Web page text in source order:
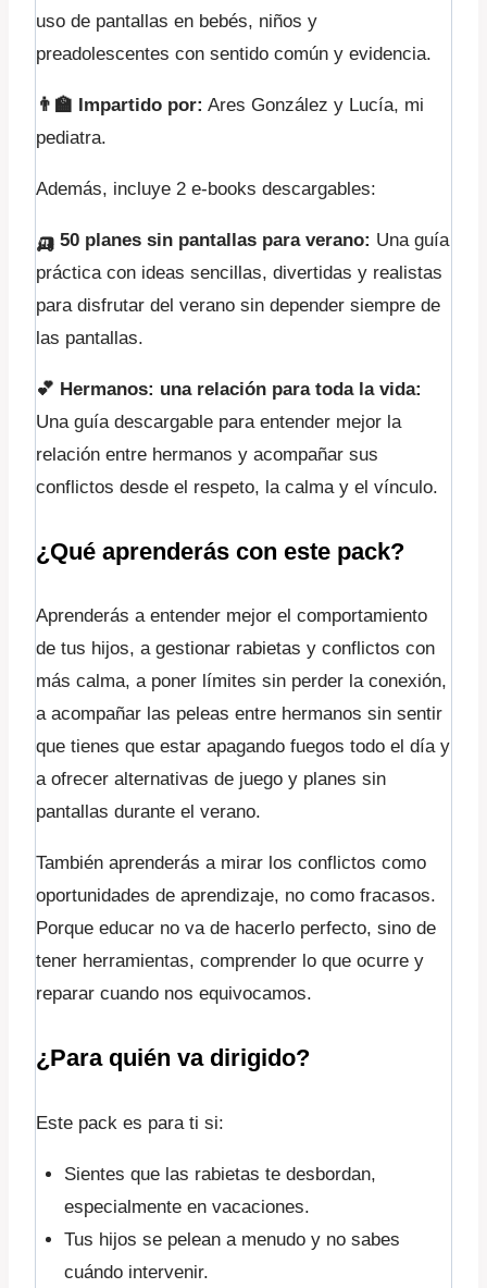
uso de pantallas en bebés, niños y
preadolescentes con sentido común y evidencia.
👨‍🏫 Impartido por: Ares González y Lucía, mi
pediatra.
Además, incluye 2 e-books descargables:
🛺 50 planes sin pantallas para verano: Una guía
práctica con ideas sencillas, divertidas y realistas
para disfrutar del verano sin depender siempre de
las pantallas.
💕 Hermanos: una relación para toda la vida:
Una guía descargable para entender mejor la
relación entre hermanos y acompañar sus
conflictos desde el respeto, la calma y el vínculo.
¿Qué aprenderás con este pack?
Aprenderás a entender mejor el comportamiento
de tus hijos, a gestionar rabietas y conflictos con
más calma, a poner límites sin perder la conexión,
a acompañar las peleas entre hermanos sin sentir
que tienes que estar apagando fuegos todo el día y
a ofrecer alternativas de juego y planes sin
pantallas durante el verano.
También aprenderás a mirar los conflictos como
oportunidades de aprendizaje, no como fracasos.
Porque educar no va de hacerlo perfecto, sino de
tener herramientas, comprender lo que ocurre y
reparar cuando nos equivocamos.
¿Para quién va dirigido?
Este pack es para ti si:
Sientes que las rabietas te desbordan,
especialmente en vacaciones.
Tus hijos se pelean a menudo y no sabes
cuándo intervenir.